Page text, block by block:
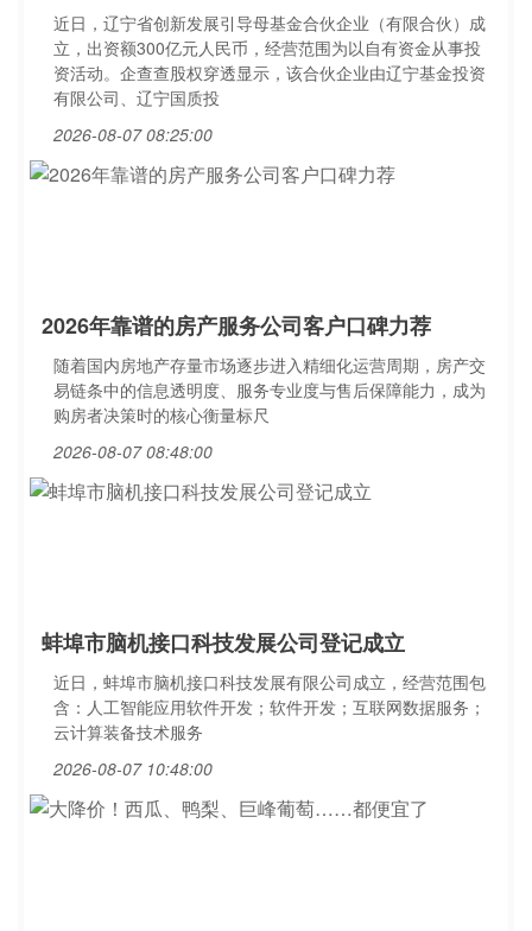
近日，辽宁省创新发展引导母基金合伙企业（有限合伙）成
立，出资额300亿元人民币，经营范围为以自有资金从事投
资活动。企查查股权穿透显示，该合伙企业由辽宁基金投资
有限公司、辽宁国质投
2026-08-07 08:25:00
2026年靠谱的房产服务公司客户口碑力荐
随着国内房地产存量市场逐步进入精细化运营周期，房产交
易链条中的信息透明度、服务专业度与售后保障能力，成为
购房者决策时的核心衡量标尺
2026-08-07 08:48:00
蚌埠市脑机接口科技发展公司登记成立
近日，蚌埠市脑机接口科技发展有限公司成立，经营范围包
含：人工智能应用软件开发；软件开发；互联网数据服务；
云计算装备技术服务
2026-08-07 10:48:00